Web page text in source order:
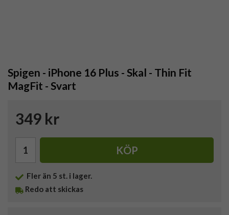
Spigen - iPhone 16 Plus - Skal - Thin Fit
MagFit - Svart
349 kr
KÖP
Fler än 5 st. i lager.
Redo att skickas